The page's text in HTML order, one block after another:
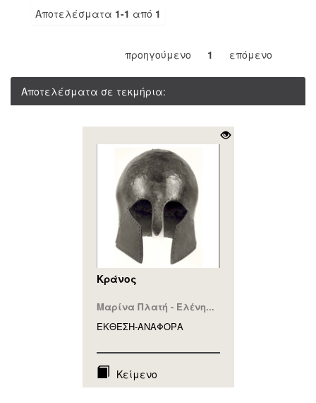
Αποτελέσματα 1-1 από 1
προηγούμενο 1 επόμενο
Αποτελέσματα σε τεκμήρια:
Κράνος
Μαρίνα Πλατή - Ελένη...
ΕΚΘΕΣΗ-ΑΝΑΦΟΡA
Κείμενο